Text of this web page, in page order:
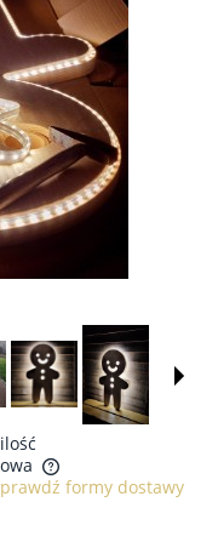
formy dostawy